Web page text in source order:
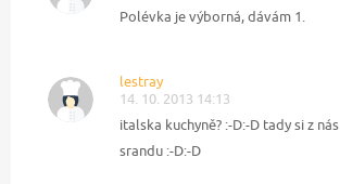
Polévka je výborná, dávám 1.
lestray
14. 10. 2013 14:13
italska kuchyně? :-D:-D tady si z
srandu :-D:-D